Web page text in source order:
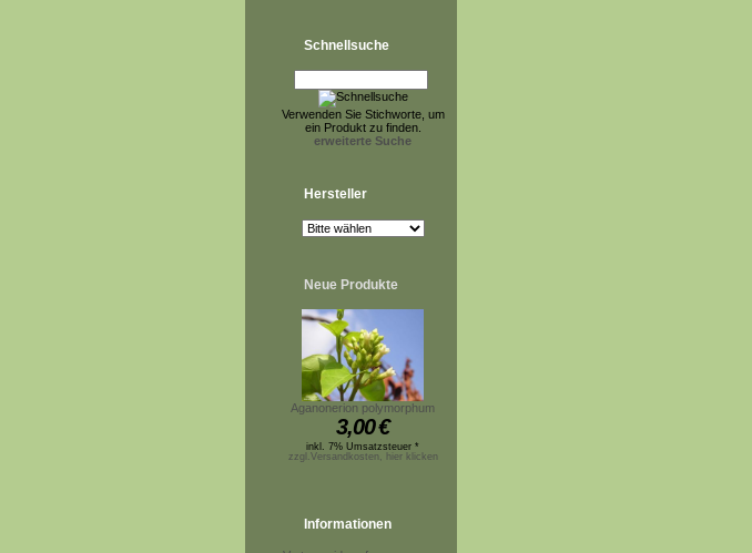
Schnellsuche
Verwenden Sie Stichworte, um
ein Produkt zu finden.
erweiterte Suche
Hersteller
Neue Produkte
Aganonerion polymorphum
3,00€
inkl. 7% Umsatzsteuer *
zzgl.Versandkosten, hier klicken
Informationen